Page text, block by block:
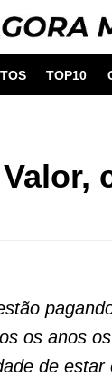
TOP10
os anos
de estar